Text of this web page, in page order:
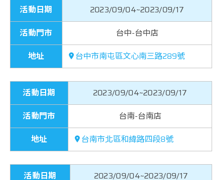
活動日期
2023/09/04~2023/09/17
活動門市
台中-台中店
地址
台中市南屯區文心南三路289號
活動日期
2023/09/04~2023/09/17
活動門市
台南-台南店
地址
台南市北區和緯路四段8號
活動日期 2023/09/04~2023/09/17